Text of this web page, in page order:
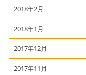
2018年2月
2018年1月
2017年12月
2017年11月